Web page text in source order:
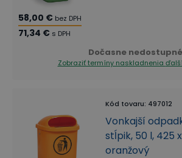
58,00 € bez DPH
71,34 € s DPH
Dočasne nedostupné
Zobraziť termíny naskladnenia
Kód tovaru: 497012
Vonkajší
stĺpik, 50 l, 425
oranžový